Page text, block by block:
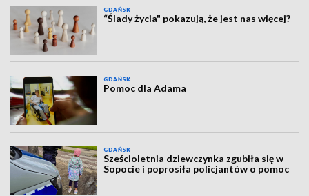
GDAŃSK
“Ślady życia" pokazują, że jest nas więcej?
GDAŃSK
Pomoc dla Adama
GDAŃSK
Sześcioletnia dziewczynka zgubiła się w
Sopocie i poprosiła policjantów o pomoc